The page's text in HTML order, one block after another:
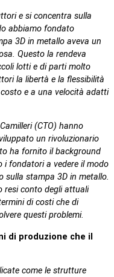
e si concentra sulla
abbiamo fondato
3D in metallo aveva un
Questo la rendeva
lotti e di parti molto
la libertà e la flessibilità
e a una velocità adatti
(CTO) hanno
un rivoluzionario
ha fornito il background
fondatori a vedere il modo
sulla stampa 3D in metallo.
resi conto degli attuali
di costi che di
questi problemi.
di produzione che il
come le strutture